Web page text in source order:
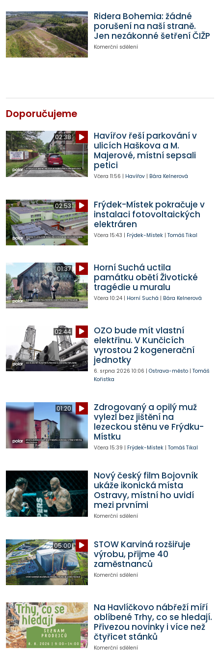
Ridera Bohemia: žádné
porušení na naší straně.
Jen nezákonné šetření ČIŽP
Komerční sdělení
Doporučujeme
02:38
Havířov řeší parkování v
ulicích Haškova a M.
Majerové, místní sepsali
petici
Včera 11:56 | Havířov| Bára Kelnerová
02:53
Frýdek-Místek pokračuje v
instalaci fotovoltaických
elektráren
Včera 15:43 | Frýdek-Místek| Tomáš Tikal
01:37
Horní Suchá uctila
památku obětí Životické
tragédie u muralu
Včera 10:24| Horní Suchá | Bára Kelnerová
02:44
OZO bude mít vlastní
elektřinu. V Kunčicích
vyrostou 2 kogenerační
jednotky
6. srpna 2026 10:06 | Ostrava-město| Tomáš
Kořistka
01:20
Zdrogovaný a opilý muž
vylezl bez jištění na
lezeckou stěnu ve Frýdku-
Místku
Včera 15:39 | Frýdek-Místek| Tomáš Tikal
Nový český film Bojovník
ukáže ikonická místa
Ostravy, místní ho uvidí
mezi prvními
Komerční sdělení
05:00
STOW Karviná rozšiřuje
výrobu, přijme 40
zaměstnanců
Komerční sdělení
Na Havlíčkovo nábřeží míří
oblíbené Trhy, co se hledají.
Přivezou novinky i více než
čtyřicet stánků
Komerční sdělení